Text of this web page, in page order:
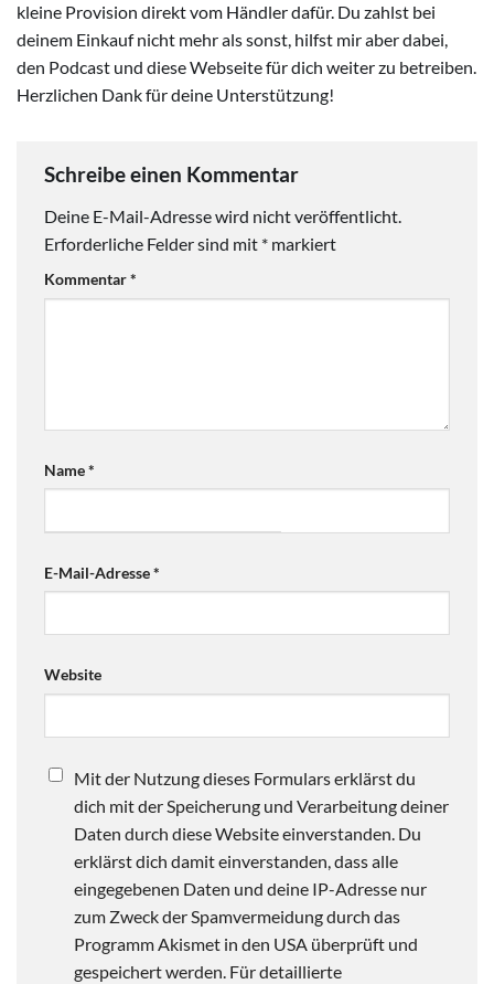
kleine Provision direkt vom Händler dafür. Du zahlst bei
deinem Einkauf nicht mehr als sonst, hilfst mir aber dabei,
den Podcast und diese Webseite für dich weiter zu betreiben.
Herzlichen Dank für deine Unterstützung!
Schreibe einen Kommentar
Deine E-Mail-Adresse wird nicht veröffentlicht.
Erforderliche Felder sind mit * markiert
Kommentar*
Name*
E-Mail-Adresse*
Website
Mit der Nutzung dieses Formulars erklärst du
dich mit der Speicherung und Verarbeitung deiner
Daten durch diese Website einverstanden. Du
erklärst dich damit einverstanden, dass alle
eingegebenen Daten und deine IP-Adresse nur
zum Zweck der Spamvermeidung durch das
Programm Akismet in den USA überprüft und
gespeichert werden. Für detaillierte